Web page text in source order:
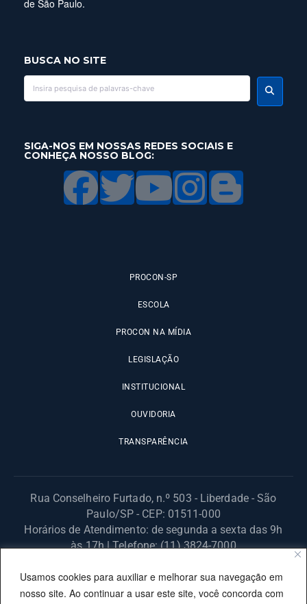
Usamos cookies para auxiliar e melhorar sua navegação em
nosso site. Ao continuar a usar este site, você concorda com
de São Paulo.
BUSCA NO SITE
SIGA-NOS EM NOSSAS REDES SOCIAIS E
CONHEÇA NOSSO BLOG:
PROCON-SP
ESCOLA
PROCON NA MÍDIA
LEGISLAÇÃO
INSTITUCIONAL
OUVIDORIA
TRANSPARÊNCIA
Rua Conselheiro Furtado, n.º 503 - Liberdade - São
Paulo/SP - CEP: 01511-000
Horários de Atendimento: de segunda a sexta das 9h
às 17h | Telefone: (11) 3824-7000
© 2025 Fundação Procon – SP – Todos os direitos reservados. |
Site desenvolvido pela PRODESP.